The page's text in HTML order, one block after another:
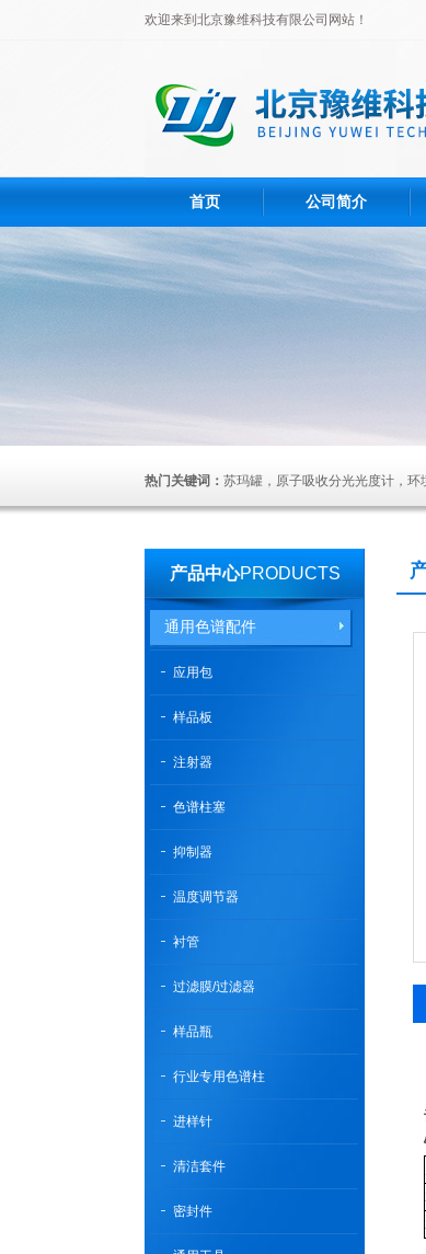
欢迎来到北京豫维科技有限公司网站！
首页 公司简介
热门关键词： 苏玛罐，原子吸收分光光度计，环
产品中心PRODUCTS
通用色谱配件
应用包
样品板
注射器
色谱柱塞
抑制器
温度调节器
衬管
过滤膜/过滤器
样品瓶
行业专用色谱柱
进样针
清洁套件
密封件